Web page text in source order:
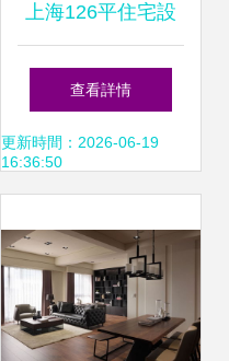
上海126平住宅設
計裝修招標指南 從
需求到落地的完美
查看詳情
更新時間：2026-06-19
16:36:50